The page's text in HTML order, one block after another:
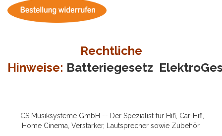
Rechtliche
Hinweise: Batteriegesetz
CS Musiksysteme GmbH -- Der Spezialist für Hifi, Car-Hifi,
Home Cinema, Verstärker, Lautsprecher sowie Zubehör.